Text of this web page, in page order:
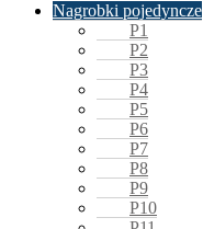
Nagrobki pojedyncze
P1
P2
P3
P4
P5
P6
P7
P8
P9
P10